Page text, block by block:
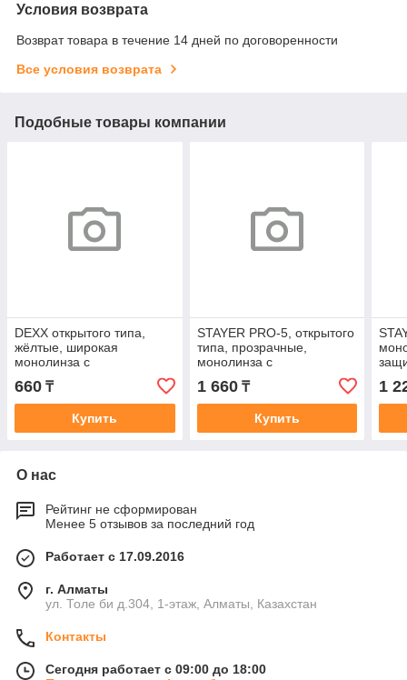
Условия возврата
Возврат товара в течение 14 дней по договоренности
Все условия возврата
Подобные товары компании
DEXX открытого типа,
жёлтые, широкая
монолинза с
дополнительной боковой
защитой и вентиляцией,
защитные очки
660 ₸
Купить
STAYER PRO-5, открытого
типа, прозрачные,
монолинза с
дополнительной боковой
защитой, защитные очки
1 660₸
Купить
1
О нас
Рейтинг не сформирован
Менее 5 отзывов за последний год
Работает с 17.09.2016
г. Алматы
ул. Толе би д.304, 1-этаж, Алматы, Казахстан
Контакты
Сегодня работает с 09:00 до 18:00